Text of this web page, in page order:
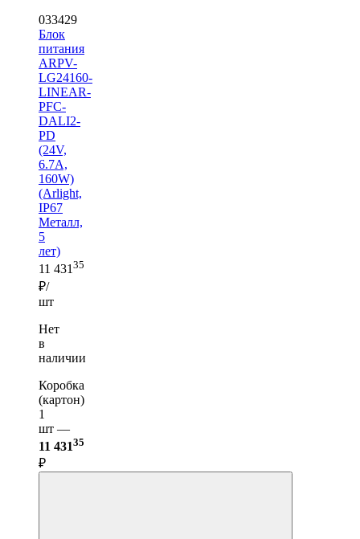
033429
Блок
питания
ARPV-
LG24160-
LINEAR-
PFC-
DALI2-
PD
(24V,
6.7A,
160W)
(Arlight,
IP67
Металл,
5
лет)
11 43135
₽/
шт
Нет
в
наличии
Коробка
(картон)
1
шт —
11 43135
₽